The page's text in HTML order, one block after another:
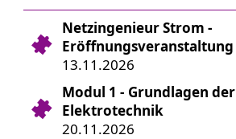
Netzingenieur Strom -
Eröffnungsveranstaltung
13.11.2026
Modul 1 - Grundlagen der
Elektrotechnik
20.11.2026